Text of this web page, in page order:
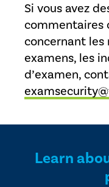
Si vous avez
commentaires
concernant les
examens, les
d’examen,
Learn